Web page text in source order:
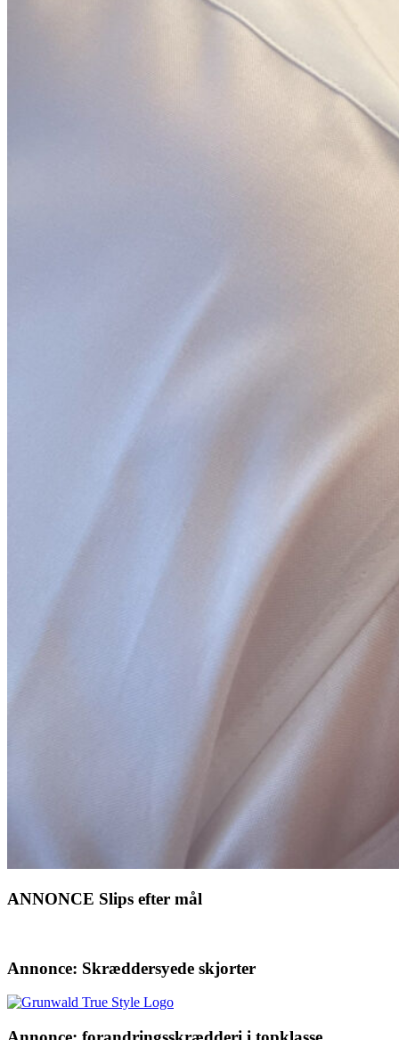
ANNONCE Slips efter mål
Annonce: Skræddersyede skjorter